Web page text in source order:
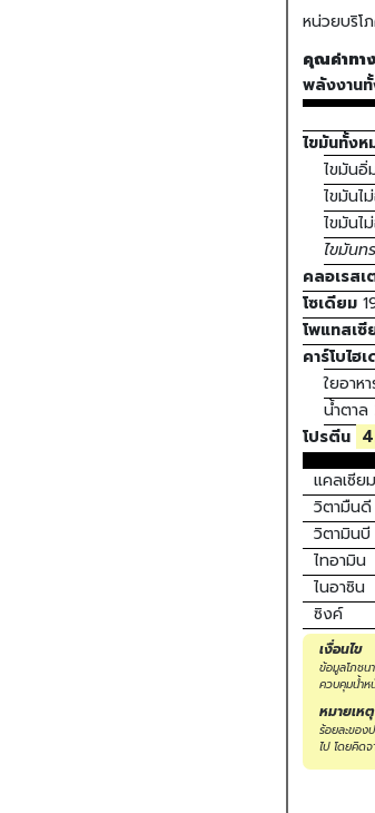
หน่วยบริโ
คุณค่าทา
พลังงาน
ไขมันทั้งห
ไขมันอิ่
ไขมันไ
ไขมันไ
ไขมันท
คลอเรสเ
โซเดียม
โพแทสเซี
คาร์โบไฮ
ใยอาหา
น้ำตาล
โปรตีน
แคลเซียม
วิตามืนดี
วิตามินบี
ไทอามิน
ไนอาซิน
ซิงค์
เงื่อนไข
ข้อมูลโภชน
ควบคุมน้ำห
หมายเหตุ
ร้อยละของ
ไป โดยคิด